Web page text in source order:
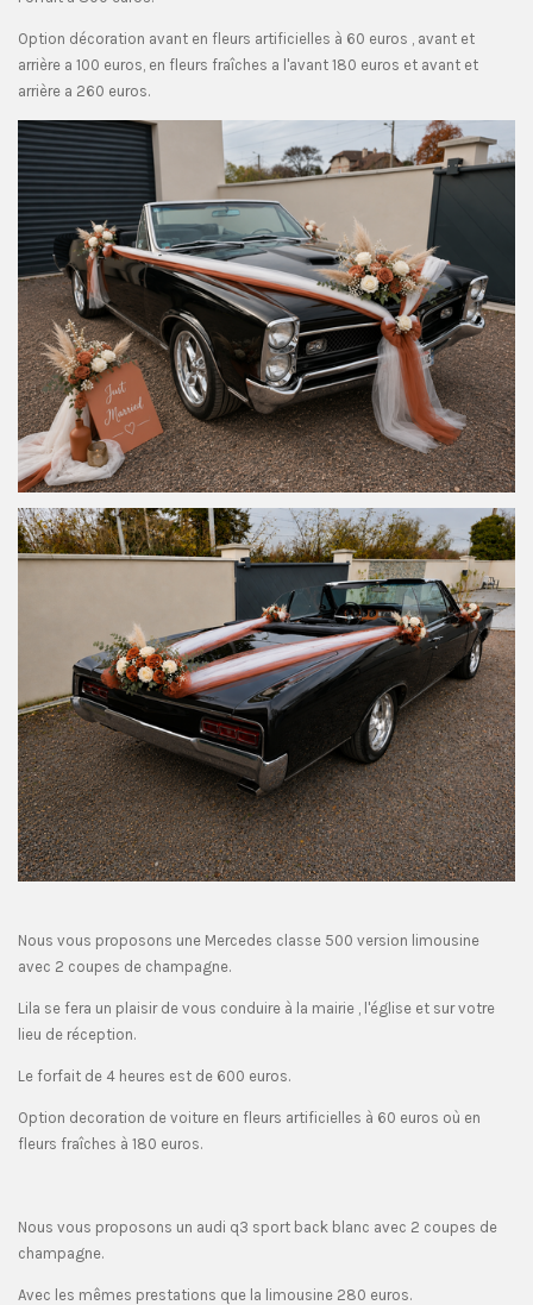
Option décoration avant en fleurs artificielles à 60 euros , avant et
arrière a 100 euros, en fleurs fraîches a l'avant 180 euros et avant et
arrière a 260 euros.
Nous vous proposons une Mercedes classe 500 version limousine
avec 2 coupes de champagne.
Lila se fera un plaisir de vous conduire à la mairie , l'église et sur votre
lieu de réception.
Le forfait de 4 heures est de 600 euros.
Option decoration de voiture en fleurs artificielles à 60 euros où en
fleurs fraîches à 180 euros.
Nous vous proposons un audi q3 sport back blanc avec 2 coupes de
champagne.
Avec les mêmes prestations que la limousine 280 euros.